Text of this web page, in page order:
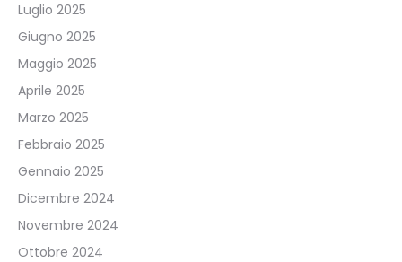
Luglio 2025
Giugno 2025
Maggio 2025
Aprile 2025
Marzo 2025
Febbraio 2025
Gennaio 2025
Dicembre 2024
Novembre 2024
Ottobre 2024